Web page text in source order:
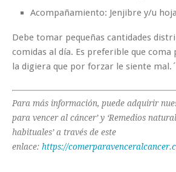
Acompañamiento: Jenjibre y/u
Debe tomar pequeñas cantidades
comidas al día. Es preferible que coma
la digiera que por forzar le siente mal.´
Para más información, puede adquirir
para vencer al cáncer’ y ‘Remedios
habituales’ a través de este
enlace: https://